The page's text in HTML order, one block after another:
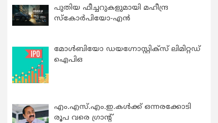
പുതിയ ഫീച്ചറുകളുമായി മഹീന്ദ്ര
സ്കോർപിയോ-എൻ
മോൾബിയോ ഡയഗ്നോസ്റ്റിക്സ് ലിമിറ്റഡ്
ഐപിഒ
എം.എസ്.എം.ഇ.കൾക്ക് ഒന്നരക്കോടി
രൂപ വരെ ഗ്രാന്റ്